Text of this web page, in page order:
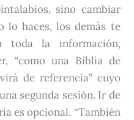
sino cambiar
lo haces, los demás te
toda la información,
“como una Biblia de
de referencia” cuyo
segunda sesión. Ir de
es opcional. “También